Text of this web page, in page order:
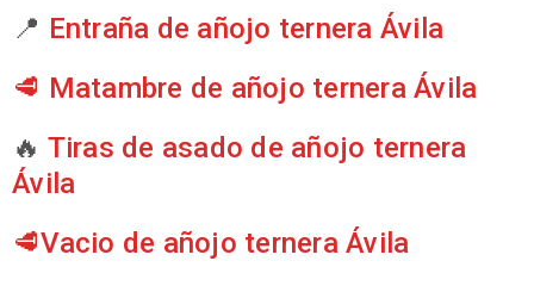
📍 Entraña de añojo ternera Ávila
🥩 Matambre de añojo ternera Ávila
🔥 Tiras de asado de añojo ternera
Ávila
🥩Vacio de añojo ternera Ávila